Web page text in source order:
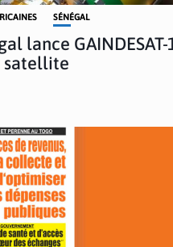
SÉNÉGAL
lance GAINDESAT-
satellite